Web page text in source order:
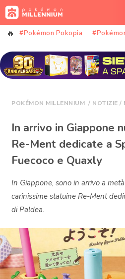
Vai
al
contenuto#Pokémon Pokopia
POKÉMON MILLENNIUM / NOTIZIE /
In arrivo in Giappone
Re-Ment dedicate a
Fuecoco e Quaxly
In Giappone, sono in arrivo a
carinissime statuine Re-Ment
di Paldea.